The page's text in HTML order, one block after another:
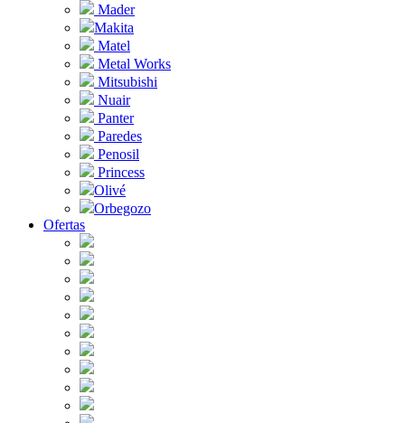
Mader
Makita
Matel
Metal Works
Mitsubishi
Nuair
Panter
Paredes
Penosil
Princess
Olivé
Orbegozo
Ofertas